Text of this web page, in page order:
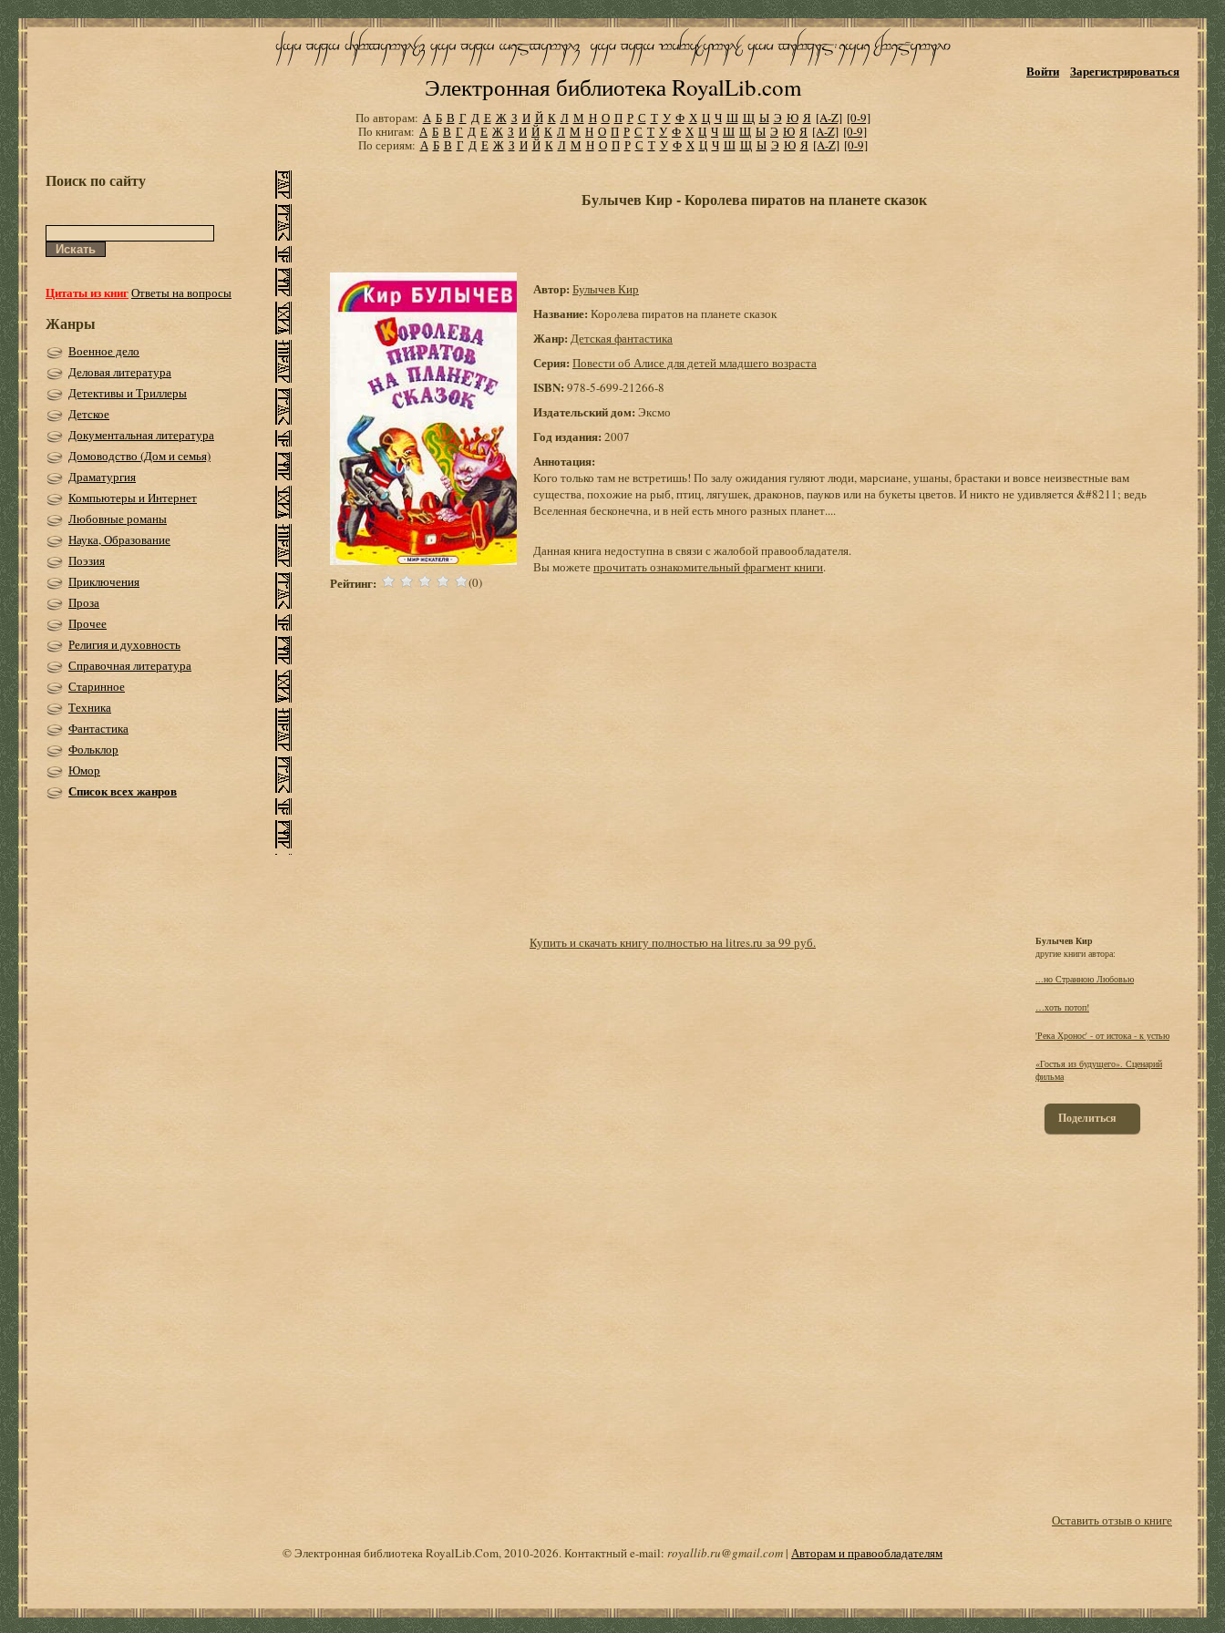
Электронная библиотека RoyalLib.com
Войти Зарегистрироваться
По авторам: А Б В Г Д Е Ж З И Й К Л М Н О П Р С Т У Ф Х Ц Ч Ш Щ Ы Э Ю Я [A-Z] [0-9]
По книгам: А Б В Г Д Е Ж З И Й К Л М Н О П Р С Т У Ф Х Ц Ч Ш Щ Ы Э Ю Я [A-Z] [0-9]
По сериям: А Б В Г Д Е Ж З И Й К Л М Н О П Р С Т У Ф Х Ц Ч Ш Щ Ы Э Ю Я [A-Z] [0-9]
Поиск по сайту
Цитаты из книгОтветы на вопросы
Жанры
Военное дело
Деловая литература
Детективы и Триллеры
Детское
Документальная литература
Домоводство (Дом и семья)
Драматургия
Компьютеры и Интернет
Любовные романы
Наука, Образование
Поэзия
Приключения
Проза
Прочее
Религия и духовность
Справочная литература
Старинное
Техника
Фантастика
Фольклор
Юмор
Список всех жанров
Булычев Кир - Королева пиратов на планете сказок
Рейтинг: (0)
Автор: Булычев Кир
Название: Королева пиратов на планете сказок
Жанр: Детская фантастика
Серия: Повести об Алисе для детей младшего возраста
ISBN:978-5-699-21266-8
Издательский дом: Эксмо
Год издания: 2007
Аннотация:
Кого только там не встретишь! По залу ожидания гуляют люди, марсиане, ушаны, брастаки и вовсе неизвестные вам
существа, похожие на рыб, птиц, лягушек, драконов, пауков или на букеты цветов. И никто не удивляется &#8211; ведь
Вселенная бесконечна, и в ней есть много разных планет....
Данная книга недоступна в связи с жалобой правообладателя.
Вы можетепрочитать ознакомительный фрагмент книги.
Купить и скачать книгу полностью на litres.ru за 99 руб.
Булычев Кир
другие книги автора:
...но Странною Любовью
…хоть потоп!
'Река Хронос' - от истока - к устью
«Гостья из будущего». Сценарий
фильма
Поделиться
Оставить отзыв о книге
© Электронная библиотека RoyalLib.Com, 2010-2026. Контактный e-mail: royallib.ru@gmail.com| Авторам и правообладателям